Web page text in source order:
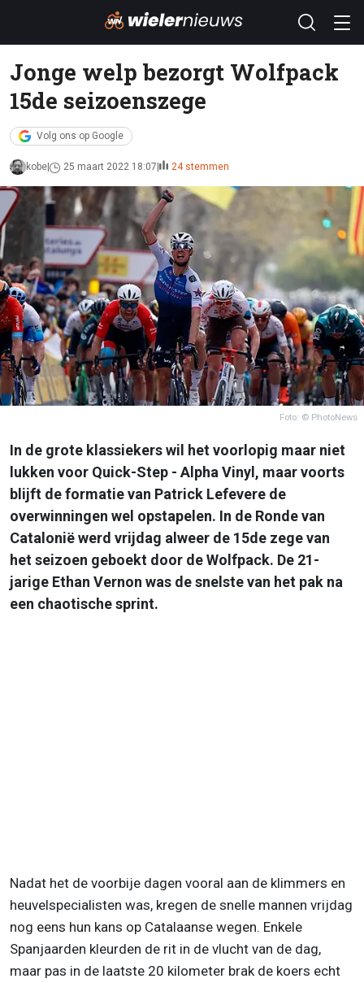
Jonge welp bezorgt Wolfpack
15de seizoenszege
Volg ons op Google
kobe 25 maart 2022 18:07 24 stemmen
Foto: © PhotoNews
In de grote klassiekers wil het voorlopig maar niet
lukken voor Quick-Step - Alpha Vinyl, maar voorts
blijft de formatie van Patrick Lefevere de
overwinningen wel opstapelen. In de Ronde van
Catalonië werd vrijdag alweer de 15de zege van
het seizoen geboekt door de Wolfpack. De 21-
jarige Ethan Vernon was de snelste van het pak na
een chaotische sprint.
Nadat het de voorbije dagen vooral aan de klimmers en
heuvelspecialisten was, kregen de snelle mannen vrijdag
nog eens hun kans op Catalaanse wegen. Enkele
Spanjaarden kleurden de rit in de vlucht van de dag,
maar pas in de laatste 20 kilometer brak de koers echt